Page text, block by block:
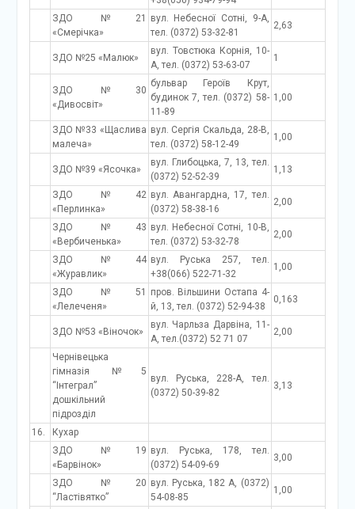
ЗДО №21
«Смерічка»
вул. Небесної Сотні, 9-А,
тел. (0372) 53-32-81
2,63
ЗДО №25 «Малюк»
вул. Товстюка Корнія, 10-
А, тел. (0372) 53-63-07
1
ЗДО №30
«Дивосвіт»
бульвар Героїв Крут,
будинок 7, тел. (0372) 58-
11-89
1,00
ЗДО №33 «Щаслива
малеча»
вул. Сергія Скальда, 28-В,
тел. (0372) 58-12-49
1,00
ЗДО №39 «Ясочка»
вул. Глибоцька, 7, 13, тел.
(0372) 52-52-39
1,13
ЗДО №42
«Перлинка»
вул. Авангардна, 17, тел.
(0372) 58-38-16
2,00
ЗДО №43
«Вербиченька»
вул. Небесної Сотні, 10-В,
тел. (0372) 53-32-78
2,00
ЗДО №44
«Журавлик»
вул. Руська 257, тел.
+38(066) 522-71-32
1,00
ЗДО №51
«Лелеченя»
пров. Вільшини Остапа 4-
й, 13, тел. (0372) 52-94-38
0,163
ЗДО №53 «Віночок»
вул. Чарльза Дарвіна, 11-
А, тел.(0372) 52 71 07
2,00
Чернівецька
гімназія №5
“Інтеграл”
дошкільний
підрозділ
вул. Руська, 228-А, тел.
(0372) 50-39-82
3,13
16.
Кухар
ЗДО №19
«Барвінок»
вул. Руська, 178, тел.
(0372) 54-09-69
3,00
ЗДО №20
“Ластівятко”
вул. Руська, 182 А, (0372)
54-08-85
1,00